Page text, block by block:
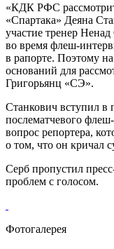
«КДК РФС
«Спартака» Деяна
участие тренер
во время флеш-
в рапорте. Поэтому
оснований для
Григорьянц «СЭ».
Станкович вступил в
послематчевого
вопрос репортера,
о том, что он кричал
Серб пропустил
проблем с голосом.
Фотогалерея